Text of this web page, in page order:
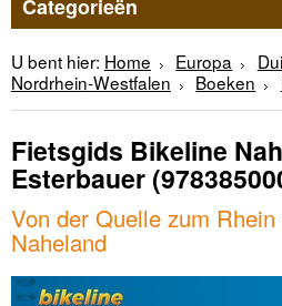
Categorieën
U bent hier: Home Europa
Nordrhein-Westfalen
Boeken
Fietsgids Bikeline
Esterbauer
Von der Quelle zum
Naheland